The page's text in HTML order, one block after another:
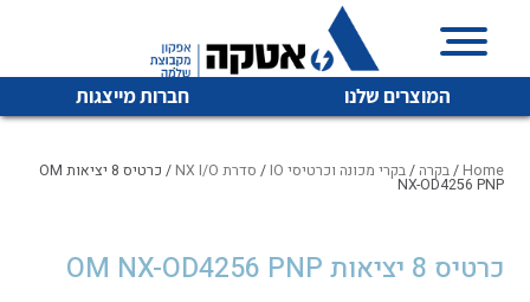
המוצרים שלנו חברות מייצגות
איכות | שרות | זמינותלכל מוצרי היצרן לכל מוצרי היצרן
Home
/בקרה /בקרי מכונה וכרטיסי IO / סדרת NX I/O / כרטיס 8 יציאות OM
NX-OD4256 PNP
כרטיס 8 יציאות OM NX-OD4256 PNP